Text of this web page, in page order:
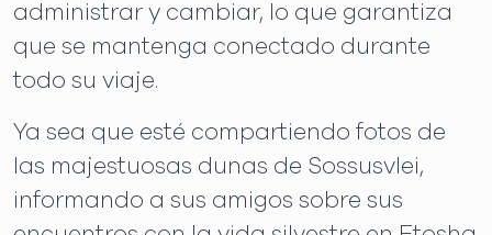
administrar y cambiar, lo que garantiza
que se mantenga conectado durante
todo su viaje.
Ya sea que esté compartiendo fotos de
las majestuosas dunas de Sossusvlei,
informando a sus amigos sobre sus